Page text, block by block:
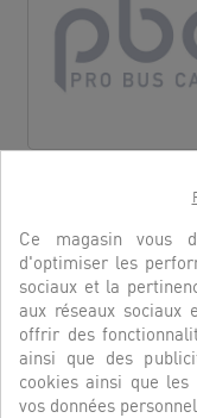
DÉCOUVRIR
Ce magasin vous
d'optimiser les
sociaux et la
aux réseaux
offrir des
ainsi que des
cookies ainsi que
vos données